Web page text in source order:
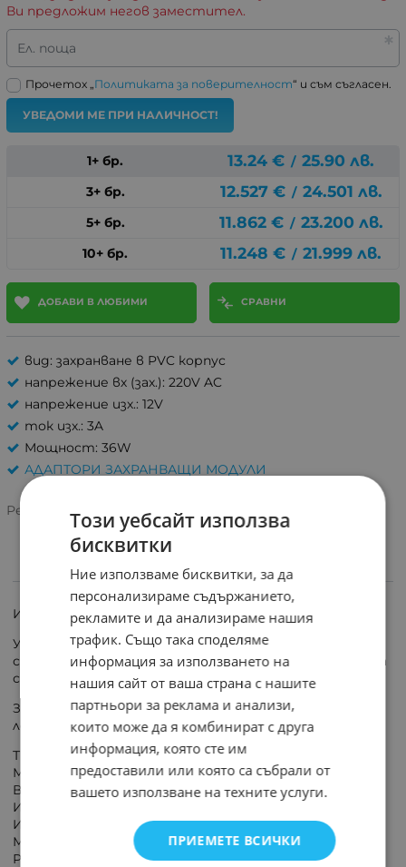
Ви предложим негов заместител.
Ел. поща
Прочетох „ Политиката за поверителност“ и съм съгласен.
УВЕДОМИ МЕ ПРИ НАЛИЧНОСТ!
1+ бр. 13.24 € / 25.90 лв.
3+ бр. 12.527 € / 24.501 лв.
5+ бр. 11.862 € / 23.200 лв.
10+ бр. 11.248 € / 21.999 лв.
ДОБАВИ В ЛЮБИМИ СРАВНИ
вид: захранване в PVC корпус
напрежение вх (зах.): 220V AC
напрежение изх.: 12V
ток изх.: 3A
Мощност: 36W
АДАПТОРИ ЗАХРАНВАЩИ МОДУЛИ
Рейтинг:
ИНФОРМАЦИЯ
Импулсно захранване 12V DC 3A 36W IP20.
Универсално 12V захранване за LED ленти,
светодиодно осветление или други 12V устройства
с максимална мощност от 36W.
Захранването е с много добри параметри, малко и
лесно за монтаж (има отвори за стенен монтаж).
Тип: неводоустойчивo IP20
Мощност /Ват/: 36 W
Входящо напрежение: AC 110V - 220V 50Hz
Изходящо напрежение: 12V DC
Изходящ ток: 3A
Материал на корпуса: ABS пластмаса
Размери:/ДхШхВ/ 140 x 45 x 28 mm
Този уебсайт използва
бисквитки
Ние използваме бисквитки, за да
персонализираме съдържанието,
рекламите и да анализираме нашия
трафик. Също така споделяме
информация за използването на
нашия сайт от ваша страна с нашите
партньори за реклама и анализи,
които може да я комбинират с друга
информация, която сте им
предоставили или която са събрали от
вашето използване на техните услуги.
ПРИЕМЕТЕ ВСИЧКИ